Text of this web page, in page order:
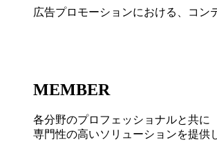
広告プロモーションにおける、コン
MEMBER
各分野のプロフェッショナルと共に
専門性の高いソリューションを提供